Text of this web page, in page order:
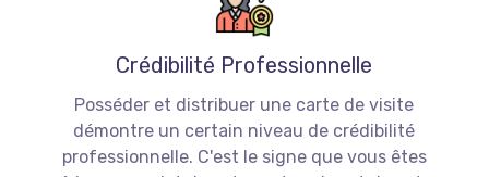
Crédibilité Professionnelle
Posséder et distribuer une carte de visite
démontre un certain niveau de crédibilité
professionnelle. C'est le signe que vous êtes